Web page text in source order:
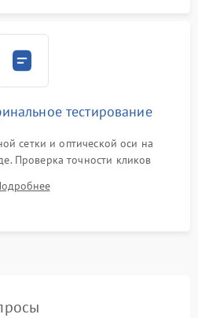
тестирование
сетки и оптической оси на
Проверка точности кликов
испытание прицела на
устойчивости к отдаче и